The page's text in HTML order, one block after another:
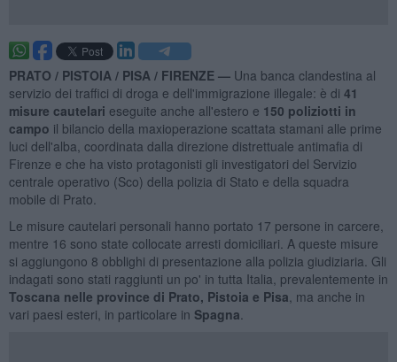
PRATO / PISTOIA / PISA / FIRENZE — Una banca clandestina al
servizio dei traffici di droga e dell'immigrazione illegale: è di 41
misure cautelari eseguite anche all'estero e 150 poliziotti in
campo il bilancio della maxioperazione scattata stamani alle prime
luci dell'alba, coordinata dalla direzione distrettuale antimafia di
Firenze e che ha visto protagonisti gli investigatori del Servizio
centrale operativo (Sco) della polizia di Stato e della squadra
mobile di Prato.
Le misure cautelari personali hanno portato 17 persone in carcere,
mentre 16 sono state collocate arresti domiciliari. A queste misure
si aggiungono 8 obblighi di presentazione alla polizia giudiziaria. Gli
indagati sono stati raggiunti un po' in tutta Italia, prevalentemente in
Toscana nelle province di Prato, Pistoia e Pisa , ma anche in
vari paesi esteri, in particolare in Spagna